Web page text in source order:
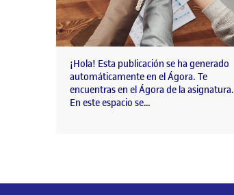
¡Hola! Esta publicación se ha generado
automáticamente en el Ágora. Te
encuentras en el Ágora de la asignatura.
En este espacio se…